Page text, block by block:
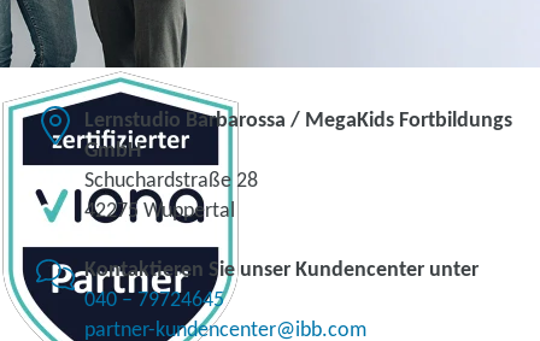
Lernstudio Barbarossa / MegaKids Fortbildungs
GmbH
Schuchardstraße 28
42275 Wuppertal
Kontaktieren Sie unser Kundencenter unter
040 – 79724645
partner-kundencenter@ibb.com